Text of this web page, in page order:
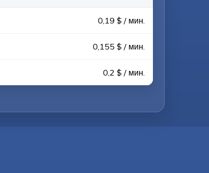
0,19 $ / мин.
0,155 $ / мин.
0,2 $ / мин.